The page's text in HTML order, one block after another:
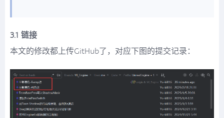
3.1 链接
本文的修改都上传GitHub了，对应下图的提交记录：